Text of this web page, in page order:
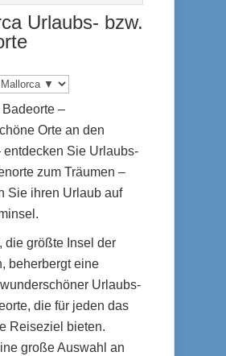
Urlaubs- bzw.
–
Orte an den
entdecken Sie Urlaubs-
zum Träumen –
Sie ihren Urlaub auf
die größte Insel der
beherbergt eine
Urlaubs-
die für jeden das
Reiseziel bieten.
große Auswahl an